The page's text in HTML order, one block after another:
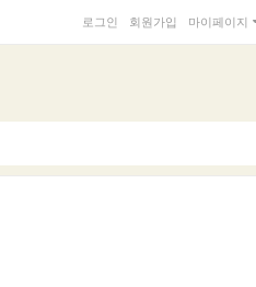
로그인 회원가입 마이페이지